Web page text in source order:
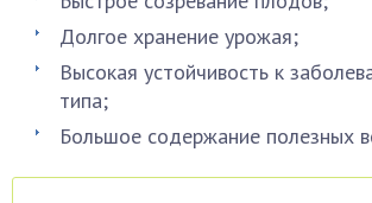
Долгое хранение урожая;
Высокая устойчивость к
типа;
Большое содержание полезных